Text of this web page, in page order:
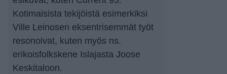
Kotimaisista tekijöistä esimerkiksi
Ville Leinosen eksentrisemmät työt
resonoivat, kuten myös ns.
erikoisfolkskene Islajasta Joose
Keskitaloon.